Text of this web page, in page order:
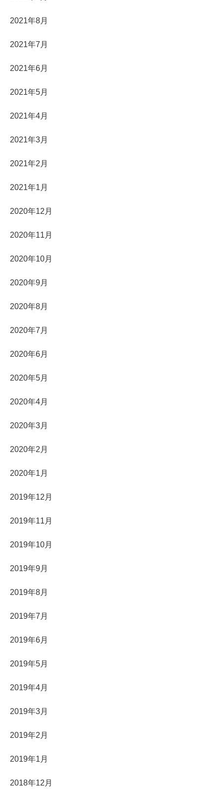
2021年8月
2021年7月
2021年6月
2021年5月
2021年4月
2021年3月
2021年2月
2021年1月
2020年12月
2020年11月
2020年10月
2020年9月
2020年8月
2020年7月
2020年6月
2020年5月
2020年4月
2020年3月
2020年2月
2020年1月
2019年12月
2019年11月
2019年10月
2019年9月
2019年8月
2019年7月
2019年6月
2019年5月
2019年4月
2019年3月
2019年2月
2019年1月
2018年12月